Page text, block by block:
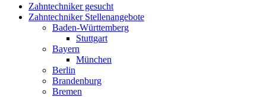
Zahntechniker gesucht
Zahntechniker Stellenangebote
Baden-Württemberg
Stuttgart
Bayern
München
Berlin
Brandenburg
Bremen